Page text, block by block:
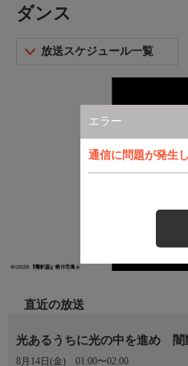
エラー
通信に問題が発生
ダンス
放送スケジュール一覧
直近の放送
光あるうちに光の中を進め 闇
8月14日(金) 01:00〜02:00